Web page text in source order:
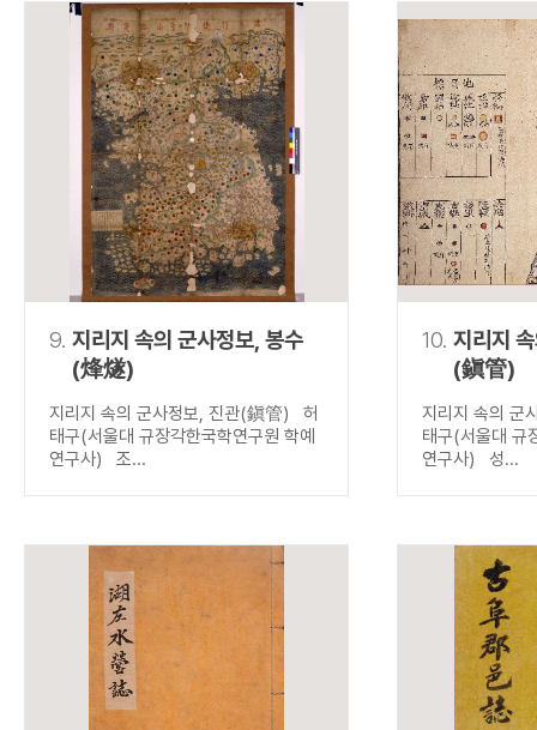
9. 지리지 속의 군사정보, 봉수
(烽燧)
지리지 속의 군사정보, 진관(鎭管) 허
태구(서울대 규장각한국학연구원 학예
연구사) 조...
10. 지리지
(鎭管)
지리지 속의
태구(서울대 규
연구사) 성...